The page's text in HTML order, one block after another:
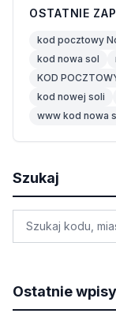
OSTATNIE
kod pocztowy
kod nowa sol
KOD
kod nowej soli
www kod nowa
Szukaj
Ostatnie wpisy